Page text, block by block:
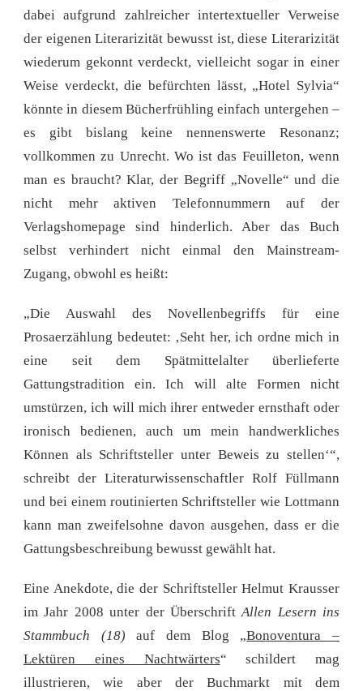
dabei aufgrund zahlreicher intertextueller Verweise
der eigenen Literarizität bewusst ist, diese Literarizität
wiederum gekonnt verdeckt, vielleicht sogar in einer
Weise verdeckt, die befürchten lässt, „Hotel Sylvia“
könnte in diesem Bücherfrühling einfach untergehen –
es gibt bislang keine nennenswerte Resonanz;
vollkommen zu Unrecht. Wo ist das Feuilleton, wenn
man es braucht? Klar, der Begriff „Novelle“ und die
nicht mehr aktiven Telefonnummern auf der
Verlagshomepage sind hinderlich. Aber das Buch
selbst verhindert nicht einmal den Mainstream-
Zugang, obwohl es heißt:
„Die Auswahl des Novellenbegriffs für eine
Prosaerzählung bedeutet: ‚Seht her, ich ordne mich in
eine seit dem Spätmittelalter überlieferte
Gattungstradition ein. Ich will alte Formen nicht
umstürzen, ich will mich ihrer entweder ernsthaft oder
ironisch bedienen, auch um mein handwerkliches
Können als Schriftsteller unter Beweis zu stellen‘“,
schreibt der Literaturwissenschaftler Rolf Füllmann
und bei einem routinierten Schriftsteller wie Lottmann
kann man zweifelsohne davon ausgehen, dass er die
Gattungsbeschreibung bewusst gewählt hat.
Eine Anekdote, die der Schriftsteller Helmut Krausser
im Jahr 2008 unter der ÜberschriftAllen Lesern ins
Stammbuch (18)auf dem Blog „Bonoventura –
Lektüren eines Nachtwärters“ schildert mag
illustrieren, wie aber der Buchmarkt mit dem